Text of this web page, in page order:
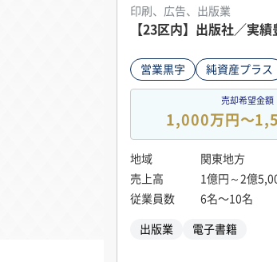
印刷、広告、出版業
【23区内】出版社／実
営業黒字 純資産プラス
売却希望金額
1,000万円〜
地域
関東地方
売上高
1億円～2億
従業員数
6名〜10名
出版業 電子書籍